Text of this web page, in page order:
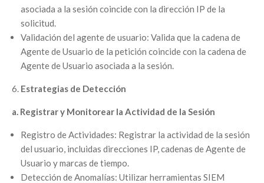
asociada a la sesión coincide con la dirección IP de la
solicitud.
Validación del agente de usuario: Valida que la cadena de
Agente de Usuario de la petición coincide con la cadena de
Agente de Usuario asociada a la sesión.
Estrategias de Detección
a. Registrar y Monitorear la Actividad de la Sesión
Registro de Actividades: Registrar la actividad de la sesión
del usuario, incluidas direcciones IP, cadenas de Agente de
Usuario y marcas de tiempo.
Detección de Anomalías: Utilizar herramientas SIEM